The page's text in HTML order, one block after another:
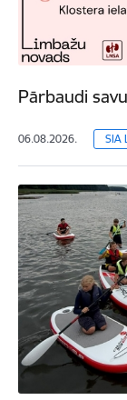
Pārbaudi
06.08.2026. SIA